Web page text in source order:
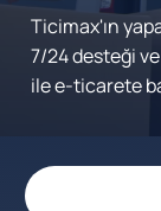
Ticimax'ın
7/24 desteği
ile e-ticarete